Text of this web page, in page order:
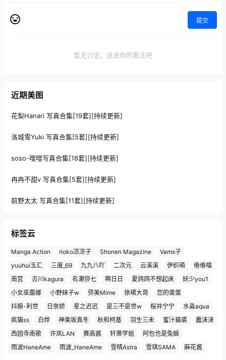
提交
暂无讨论，说说你的看法吧
近期美图
花梨Hanari 写真合集[19套][持续更新]
洛城雪Yuki 写真合集[5套][持续更新]
soso-嗖嗖写真合集[18套][持续更新]
冉冉不甜v 写真合集[5套][持续更新]
前野太太 写真合集[11套][持续更新]
标签云
Manga Action rioko凉凉子 Shonen Magazine
Vams子
yuuhui玉汇
三度_69 九九八吖 二次元 云溪溪 伊织萌
倦倦喵
南宫
古川kagura 名濑弥七 啊日日 夏鸽鸽不想起床
妖少you1
小女巫露娜
小野妹子w 弥美Mime 徐珺大哥
您的蛋蛋
抖娘-利世
日奈娇 星之迟迟 是三不是世w 桜井宁宁
水淼aqua
疯猫ss
白烨 神楽坂真冬 秋和柯基 羽生三未 蜜汁猫裘
蠢沫沫
西园寺南歌
许岚LAN 赛高酱 轩萧学姐
阿包也是兔娘
雨波HaneAme
雨波_HaneAme 雪晴Astra 雪琪SAMA 麻花酱